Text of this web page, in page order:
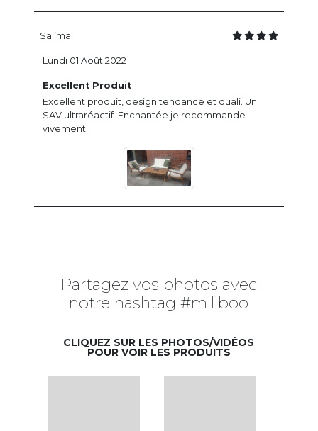
Salima
Excellent Produit
Excellent produit, design tendance et quali. Un
SAV ultraréactif. Enchantée je recommande
vivement.
Lundi 01 Août 2022
Partagez vos photos avec
notre hashtag #miliboo
CLIQUEZ SUR LES PHOTOS/VIDÉOS
POUR VOIR LES PRODUITS